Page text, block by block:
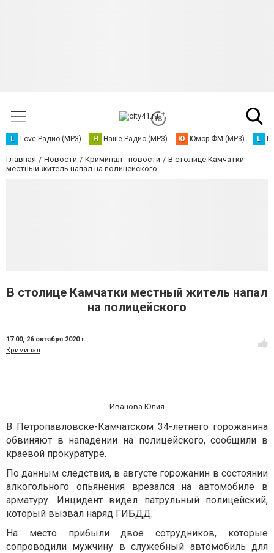
L Love Радио (MP3) Н Наше Радио (MP3) Ю Юмор ФМ (MP3) L
Главная Новости Криминал - новости
В столице Камчатки
местный житель напал на полицейского
В столице Камчатки местный житель напал
на полицейского
17:00, 26 октября 2020 г.
Криминал
Иванова Юлия
В Петропавловске-Камчатском 34-летнего горожанина
обвиняют в нападении на полицейского, сообщили в
краевой прокуратуре.
По данным следствия, в августе горожанин в состоянии
алкогольного опьянения врезался на автомобиле в
арматуру. Инцидент видел патрульный полицейский,
который вызвал наряд ГИБДД.
На место прибыли двое сотрудников, которые
сопроводили мужчину в служебный автомобиль для